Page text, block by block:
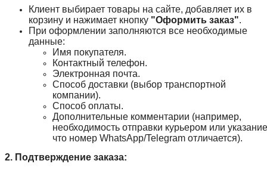
Клиент выбирает товары на сайте, добавляет их в
корзину и нажимает кнопку "Оформить заказ".
При оформлении заполняются все необходимые
данные:
Имя покупателя.
Контактный телефон.
Электронная почта.
Способ доставки (выбор транспортной
компании).
Способ оплаты.
Дополнительные комментарии (например,
необходимость отправки курьером или
что номер WhatsApp/Telegram отличается).
2. Подтверждение заказа: